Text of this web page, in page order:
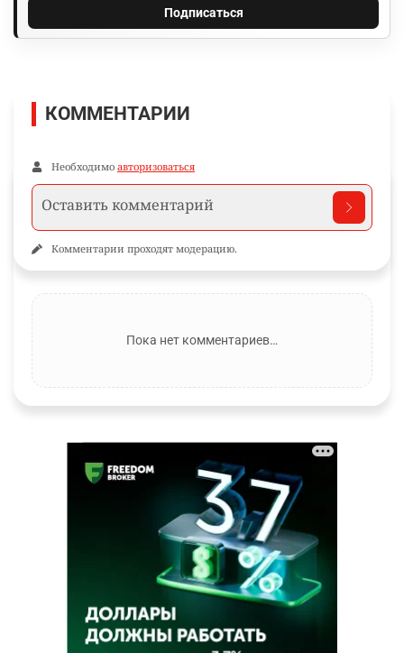
Подписаться
КОММЕНТАРИИ
Необходимо авторизоваться
Комментарии проходят модерацию.
Пока нет комментариев…